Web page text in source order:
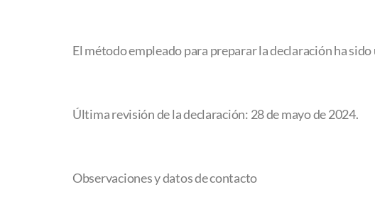
El método empleado para preparar la declaración ha
Última revisión de la declaración: 28 de mayo de 2024.
Observaciones y datos de contacto